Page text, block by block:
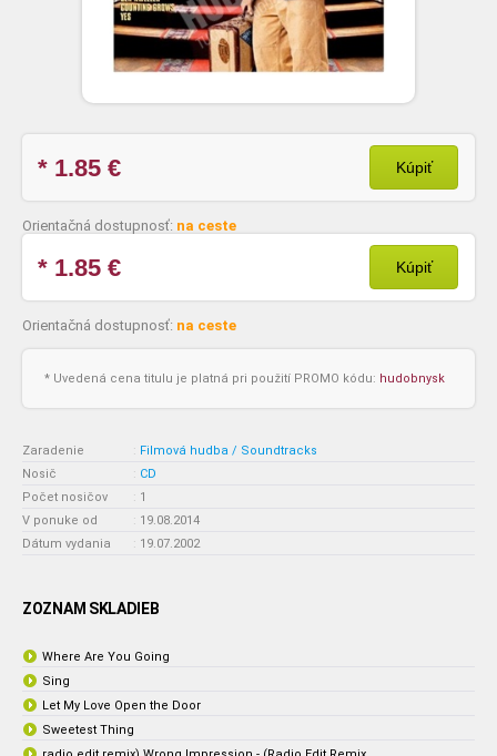
* 1.85 € Kúpiť
Orientačná dostupnosť: na ceste
* 1.85 € Kúpiť
Orientačná dostupnosť: na ceste
* Uvedená cena titulu je platná pri použití PROMO kódu: hudobnysk
Zaradenie : Filmová hudba / Soundtracks
Nosič
: CD
Počet nosičov
: 1
V ponuke od
: 19.08.2014
Dátum vydania
: 19.07.2002
ZOZNAM SKLADIEB
Where Are You Going
Sing
Let My Love Open the Door
Sweetest Thing